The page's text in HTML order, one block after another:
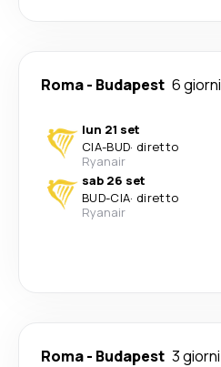
Roma- Budapest 6 giorni
lun 21 set
CIA-BUD· diretto
Ryanair
sab 26 set
BUD-CIA· diretto
Ryanair
Roma- Budapest 3 giorni